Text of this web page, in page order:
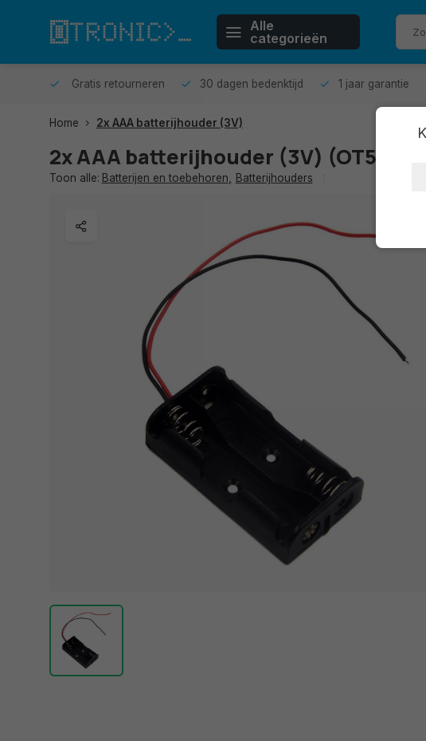
Alle
categorieën
Gratis retourneren 30 dagen bedenktijd 1 jaar garantie
Home 2x AAA batterijhouder (3V)
2x AAA batterijhouder (3V) (OT5069)
Toon alle: Batterijen en toebehoren Batterijhouders